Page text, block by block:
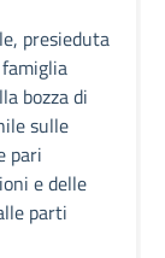
presieduta
bozza di
sulle
pari
e delle
parti